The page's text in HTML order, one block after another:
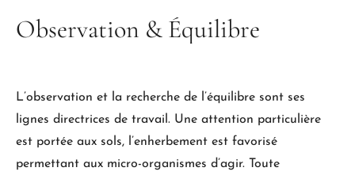
Observation & Équilibre
L’observation et la recherche de l’équilibre sont ses
lignes directrices de travail. Une attention particulière
est portée aux sols, l’enherbement est favorisé
permettant aux micro-organismes d’agir. Toute